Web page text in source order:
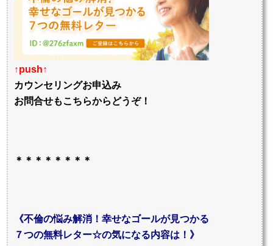
↑push↑
カウンセリングお申込み
お問合せもこちらからどうぞ！
＊＊＊＊＊＊＊＊
《不倫の悩み解消！幸せなゴールが見つかる
７つの無料レター☆の気になる内容は！》